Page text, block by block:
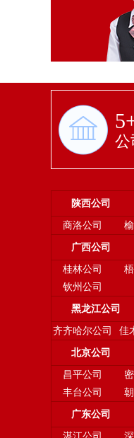
公
陕西公司
商洛公司
广西公司
桂林公司
钦州公司
黑龙江公司
齐齐哈尔公司 佳
北京公司
昌平公司
丰台公司
广东公司